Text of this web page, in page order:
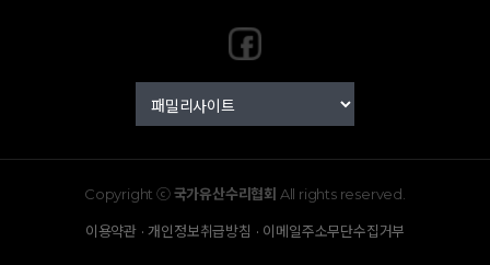
Copyright ⓒ국가유산수리협회 All rights reserved.
이용약관 · 개인정보취급방침 · 이메일주소무단수집거부